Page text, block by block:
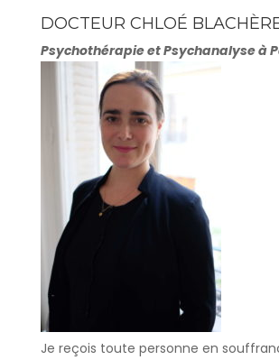
DOCTEUR CHLOÉ
Psychothérapie et Psychanalyse à
Je reçois toute personne en